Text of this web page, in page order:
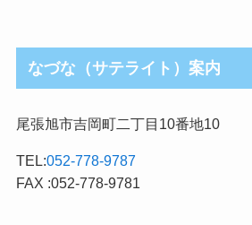
なづな（サテライト）案内
尾張旭市吉岡町二丁目10番地10
TEL:052-778-9787
FAX :052-778-9781